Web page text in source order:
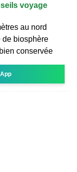
voyage
au nord
de biosphère
conservée